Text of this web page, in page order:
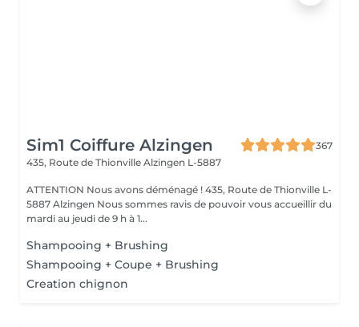
Sim1 Coiffure Alzingen
367
435, Route de Thionville Alzingen L-5887
ATTENTION Nous avons déménagé ! 435, Route de Thionville L-
5887 Alzingen Nous sommes ravis de pouvoir vous accueillir du
mardi au jeudi de 9 h à 1...
Shampooing + Brushing
Shampooing + Coupe + Brushing
Creation chignon